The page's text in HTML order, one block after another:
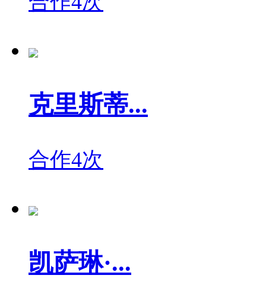
克里斯蒂...
合作4次
凯萨琳·...